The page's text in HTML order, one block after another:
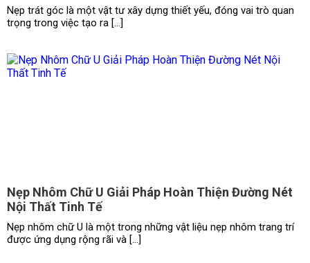
Nẹp trát góc là một vật tư xây dựng thiết yếu, đóng vai trò quan
trọng trong việc tạo ra […]
Nẹp Nhôm Chữ U Giải Pháp Hoàn Thiện Đường Nét
Nội Thất Tinh Tế
Nẹp nhôm chữ U là một trong những vật liệu nẹp nhôm trang trí
được ứng dụng rộng rãi và […]